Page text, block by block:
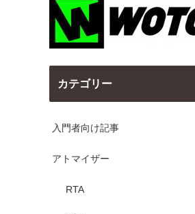
カテゴリー
入門者向け記事
アトマイザー
RTA